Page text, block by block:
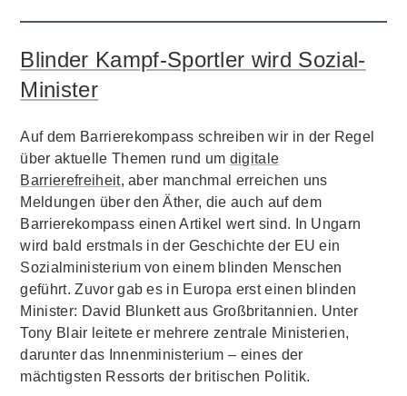
Blinder Kampf-Sportler wird Sozial-
Minister
Auf dem Barrierekompass schreiben wir in der Regel
über aktuelle Themen rund um digitale
Barrierefreiheit, aber manchmal erreichen uns
Meldungen über den Äther, die auch auf dem
Barrierekompass einen Artikel wert sind. In Ungarn
wird bald erstmals in der Geschichte der EU ein
Sozialministerium von einem blinden Menschen
geführt. Zuvor gab es in Europa erst einen blinden
Minister: David Blunkett aus Großbritannien. Unter
Tony Blair leitete er mehrere zentrale Ministerien,
darunter das Innenministerium – eines der
mächtigsten Ressorts der britischen Politik.